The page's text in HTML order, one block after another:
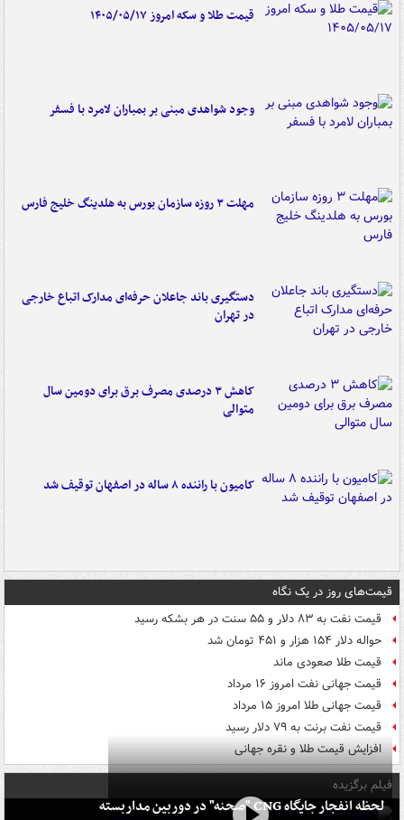
قیمت طلا و سکه امروز ۱۴۰۵/۰۵/۱۷
وجود شواهدی مبنی بر بمباران لامرد با فسفر
مهلت ۳ روزه سازمان بورس به هلدینگ خلیج فارس
دستگیری باند جاعلان حرفه‌ای مدارک اتباع خارجی
در تهران
کاهش ۳ درصدی مصرف برق برای دومین سال
متوالی
کامیون با راننده ۸ ساله در اصفهان توقیف شد
قیمت‌های روز در یک نگاه
قیمت نفت به ۸۳ دلار و ۵۵ سنت در هر بشکه رسید
حواله دلار ۱۵۴ هزار و ۴۵۱ تومان شد
قیمت طلا صعودی ماند
قیمت جهانی نفت امروز ۱۶ مرداد
قیمت جهانی طلا امروز ۱۵ مرداد
قیمت نفت برنت به ۷۹ دلار رسید
افزایش قیمت طلا و نقره جهانی
فیلم برگزیده
لحظه انفجار جایگاه CNG "صحنه" در دوربین مداربسته